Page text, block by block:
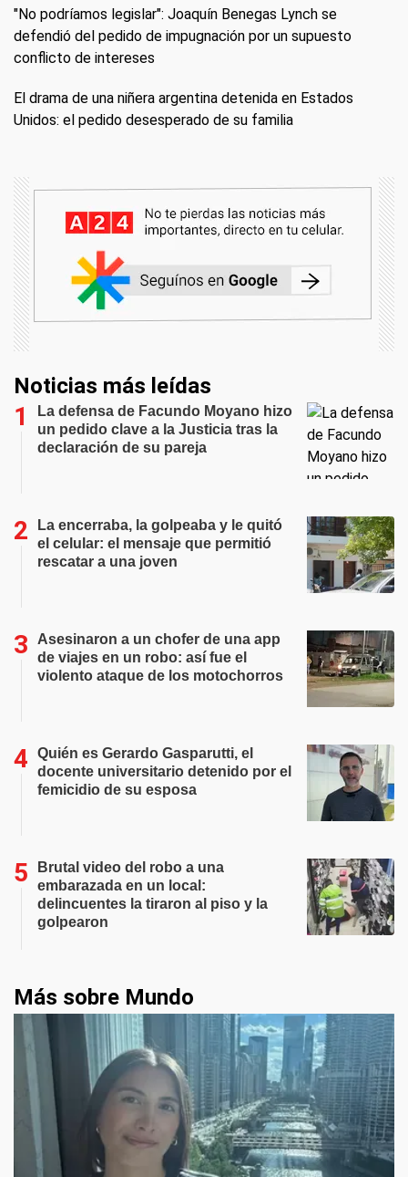
"No podríamos legislar": Joaquín Benegas Lynch se
defendió del pedido de impugnación por un supuesto
conflicto de intereses
El drama de una niñera argentina detenida en Estados
Unidos: el pedido desesperado de su familia
Noticias más leídas
La defensa de Facundo Moyano hizo
un pedido clave a la Justicia tras la
declaración de su pareja
La encerraba, la golpeaba y le quitó
el celular: el mensaje que permitió
rescatar a una joven
Asesinaron a un chofer de una app
de viajes en un robo: así fue el
violento ataque de los motochorros
Quién es Gerardo Gasparutti, el
docente universitario detenido por el
femicidio de su esposa
Brutal video del robo a una
embarazada en un local:
delincuentes la tiraron al piso y la
golpearon
Más sobre Mundo